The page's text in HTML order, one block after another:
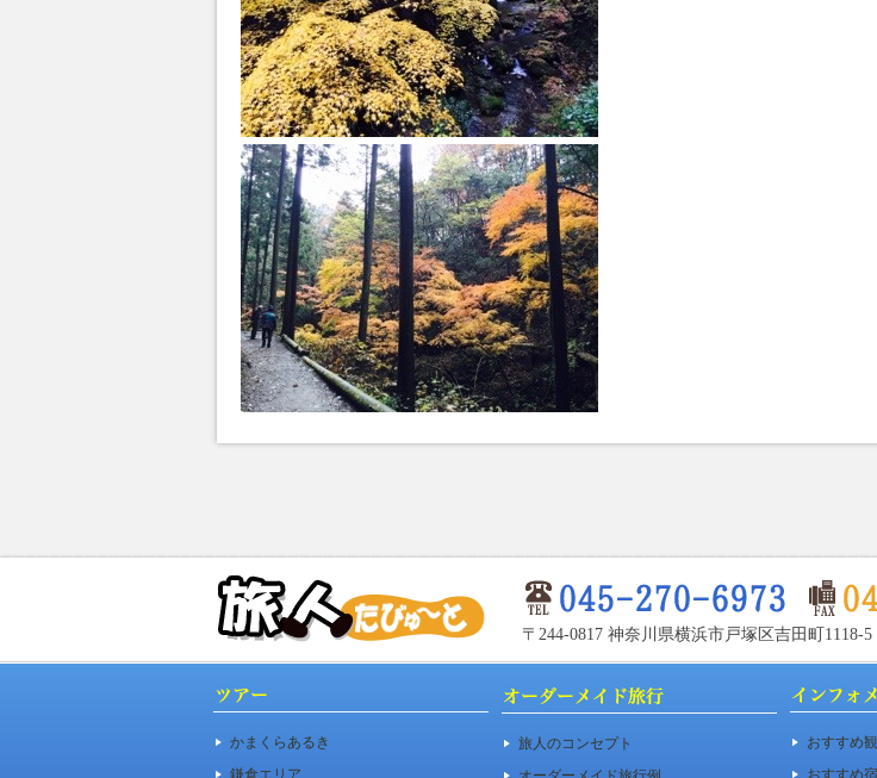
〒244-0817 神奈川県横浜市戸塚区吉田町
かまくらあるき
鎌倉エリア
旅人のコンセプト
おすすめ
おすすめ宿